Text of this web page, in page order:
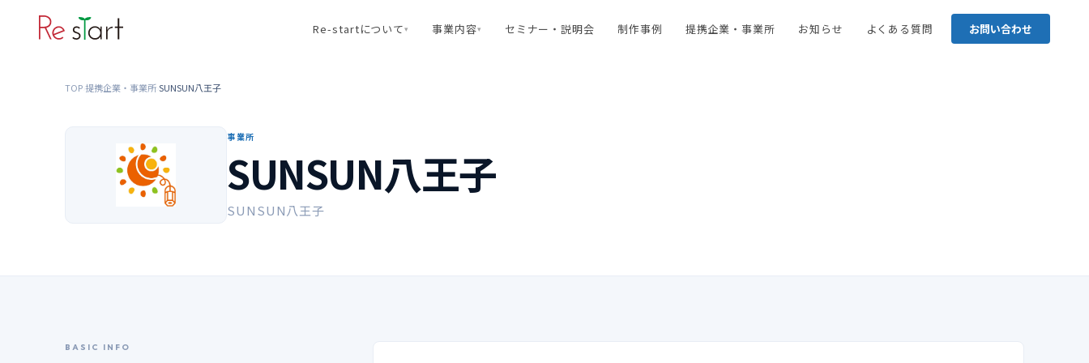
Re-startについて▾ 事業内容▾ セミナー・説明会 制作事例 提携企業・事業所 お知らせ よくある質問 お問い合わせ
TOP提携企業・事業所SUNSUN八王子
事業所
SUNSUN八王子
SUNSUN八王子
BASIC INFO